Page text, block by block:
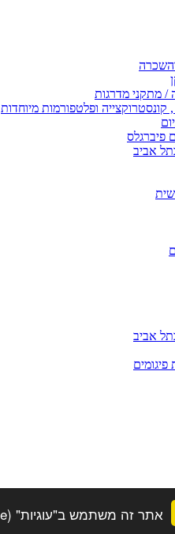
אתר זה משתמש ב"עוגיות" (Cookie) על-מנת להבטיח שתהנה מהחוויה הטובה ביותר באתר שלך.
שירותי הבדיקה והתכנון
המנוסה שלנו.
/ מתקני מדרגות
קונסטרוקצייה ופלטפורמות מיוחדות
פיברגלס
אביב
אביב